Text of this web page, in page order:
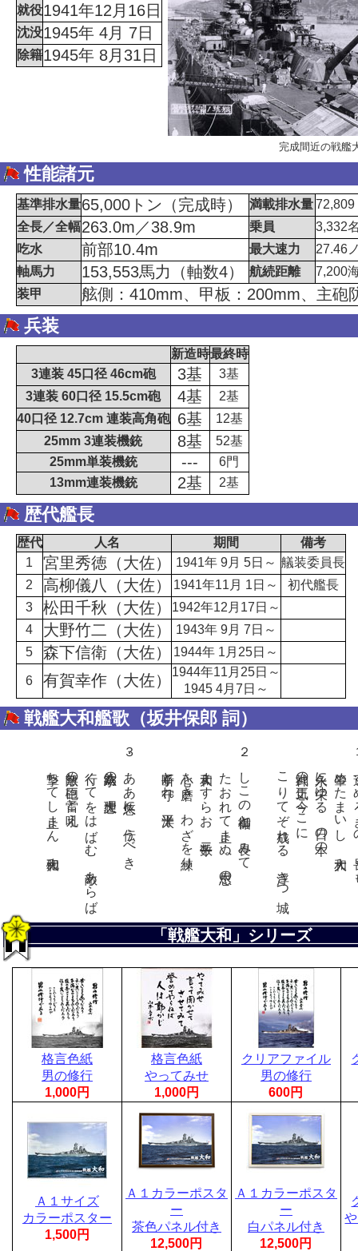
完成間近の戦
就役1941年12月16日
沈没1945年 4月 7日
除籍1945年 8月31日
性能諸元
基準排水量65,000トン（完成時） 満載排水量72,809
全長／全幅263.0m／38.9m 乗員
3,332
吃水
前部10.4m 最大速力
27.46
軸馬力
153,553馬力（軸数4） 航続距離
7,200
装甲
舷側：410mm、甲板：200mm、主砲
兵装
新造時最終時
3連装 45口径 46cm砲
3基
3基
3連装 60口径 15.5cm砲
4基
2基
40口径 12.7cm 連装高角砲 6基
12基
25mm 3連装機銃
8基
52基
25mm単装機銃
---
6門
13mm連装機銃
2基 2基
歴代艦長
歴代 人名 期間
備考
1
宮里秀徳（大佐） 1941年 9月 5日～ 艤装委員長
2
高柳儀八（大佐） 1941年11月 1日～
初代艦長
3
松田千秋（大佐）
1942年12月17日～
4
大野竹二（大佐）
1943年 9月 7日～
5
森下信衛（大佐） 1944年 1月25日～
6 有賀幸作（大佐）
1944年11月25日～
1945 4月7日～
戦艦大和艦歌（坂井保郎 詞）
１．
肇めたまいし 大大和
永久に栄ゆる 日の本の
神武の正気 今ここに
こりてぞ成れる 浮きつ城
２．しこの御楯と 畏みて
たおれて止まぬ 尽忠の
大和ますらお 数二千
心を磨き わざを練り
断乎と守れ 太平洋
３．ああ悠久に 伝うべき
八紘為宇の 大理想
行くてをはばむ 敵あらば
無敵の巨砲 雷と吼え
撃ちてし止まん 大和砲
「戦艦大和」シリーズ
格言色紙
男の修行
1,000円
格言色紙
やってみせ
1,000円
クリアファイル
男の修行
600円
Ａ１サイズ
カラーポスター
1,500円
Ａ１カラーポスタ
ー
茶色パネル付き
12,500円
Ａ１カラーポスタ
ー
白パネル付き
12,500円